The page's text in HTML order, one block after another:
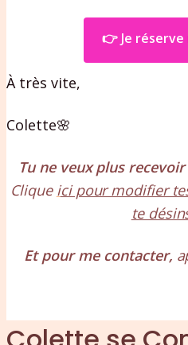
👉 Je réserve
À très vite,
Colette🌸
Tu ne veux plus
Clique ici pour modifier
te
Et pour me contacter,